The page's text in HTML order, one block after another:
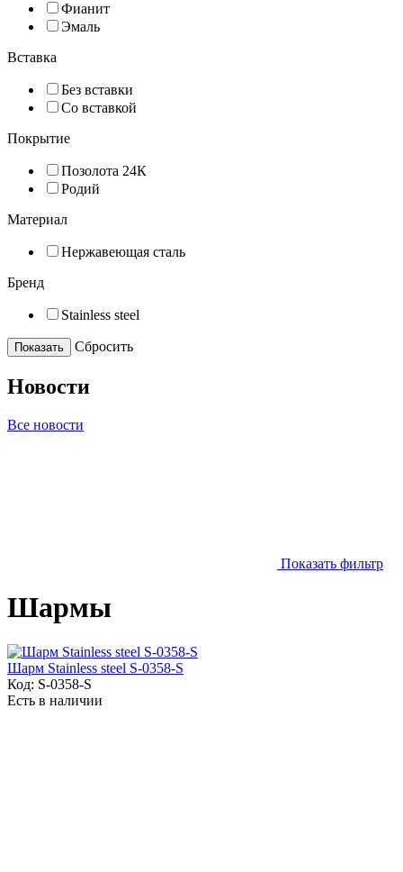
Фианит
Эмаль
Вставка
Без вставки
Со вставкой
Покрытие
Позолота 24К
Родий
Материал
Нержавеющая сталь
Бренд
Stainless steel
Показать Cбросить
Новости
Все новости
Показать фильтр
Шармы
Шарм Stainless steel S-0358-S
Код: S-0358-S
Есть в наличии